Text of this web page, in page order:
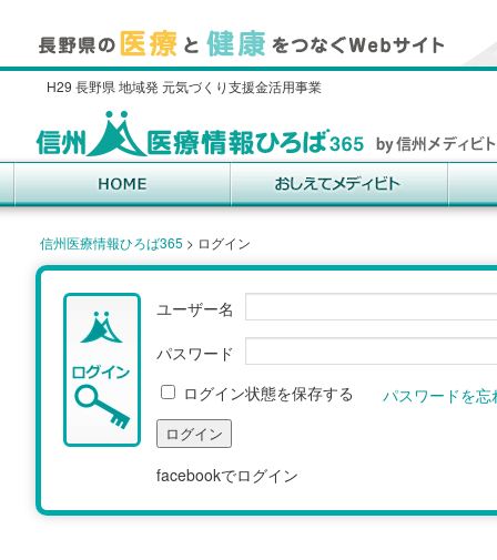
H29 長野県 地域発 元気づくり支援金活用事業
信州医療情報ひろば365 > ログイン
ユーザー名
パスワード
パスワードを
ログイン状態を保存する
facebookでログイン